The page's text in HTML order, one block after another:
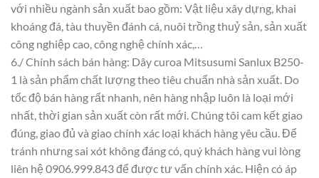
với nhiều ngành sản xuất bao gồm: Vật liệu xây dựng, khai
khoáng đá, tàu thuyền đánh cá, nuôi trồng thuỷ sản, sản xuất
công nghiệp cao, công nghệ chính xác,…
6./ Chính sách bán hàng: Dây curoa Mitsusumi Sanlux B250-
1 là sản phẩm chất lượng theo tiêu chuẩn nhà sản xuất. Do
tốc độ bán hàng rất nhanh, nên hàng nhập luôn là loại mới
nhất, thời gian sản xuất còn rất mới. Chúng tôi cam kết giao
đúng, giao đủ và giao chính xác loại khách hàng yêu cầu. Để
tránh nhưng sai xót không đáng có, quý khách hàng vui lòng
liên hệ 0906.999.843 để được tư vấn chính xác. Hiện có áp